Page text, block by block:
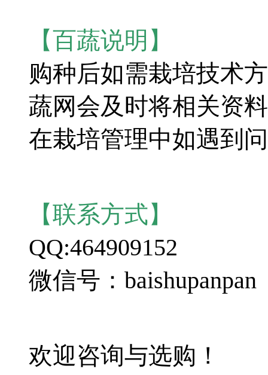
【百蔬说明】
购种后如需栽培技术
蔬网会及时将相关资
在栽培管理中如遇到
【联系方式】
QQ:464909152
微信号：baishupanpan
欢迎咨询与选购！